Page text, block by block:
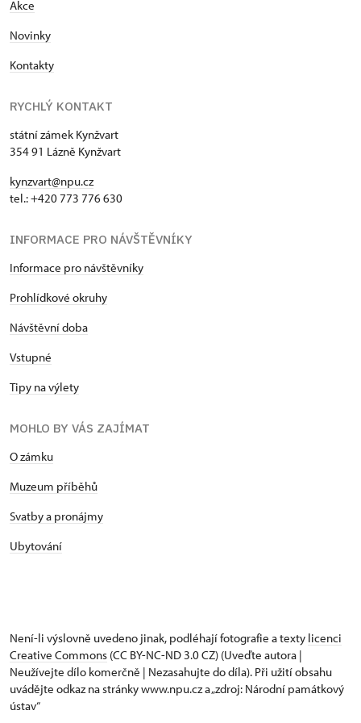
Akce
Novinky
Kontakty
RYCHLÝ KONTAKT
státní zámek Kynžvart
354 91 Lázně Kynžvart
kynzvart@npu.cz
tel.: +420 773 776 630
INFORMACE PRO NÁVŠTĚVNÍKY
Informace pro návštěvníky
Prohlídkové okruhy
Návštěvní doba
Vstupné
Tipy na výlety
MOHLO BY VÁS ZAJÍMAT
O zámku
Muzeum příběhů
Svatby a pronájmy
Ubytování
Není-li výslovně uvedeno jinak, podléhají fotografie a texty licenci
Creative Commons (CC BY-NC-ND 3.0 CZ) (Uveďte autora |
Neužívejte dílo komerčně | Nezasahujte do díla). Při užití obsahu
uvádějte odkaz na stránky www.npu.cz a „zdroj: Národní památkový
ústav“